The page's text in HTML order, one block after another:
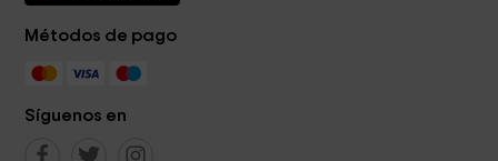
Métodos de pago
Síguenos en